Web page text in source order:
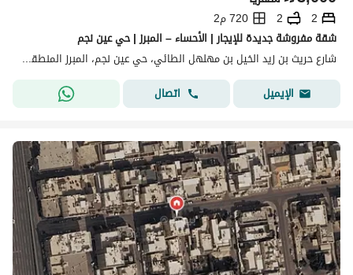
2
2
720 م2
شقة مفروشة جديدة للإيجار | الأحساء – المبرز | حي عين نجم
شارع حريث بن زيد الخيل بن مهلهل الطائي، حي عين نجم، المبرز المنطقة الشرقية
الإيميل
اتصال